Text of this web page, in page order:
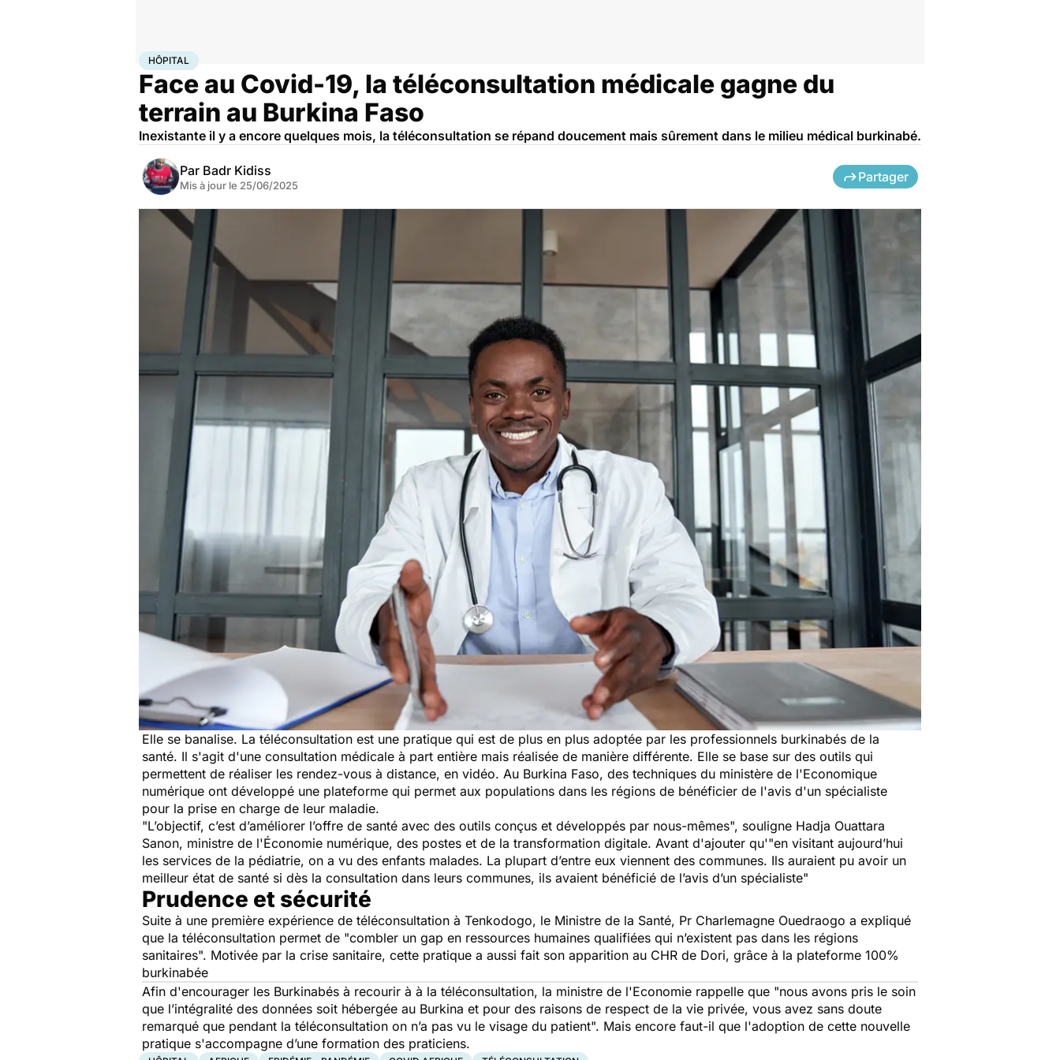
AccueilSantéMaladies
HÔPITAL
Face au Covid-19, la téléconsultation médicale gagne du
terrain au Burkina Faso
Inexistante il y a encore quelques mois, la téléconsultation se répand doucement mais sûrement dans le milieu médical burkinabé.
Par Badr Kidiss
Mis à jour le 25/06/2025
Partager
Elle se banalise. La téléconsultation est une pratique qui est de plus en plus adoptée par les professionnels burkinabés de la
santé. Il s'agit d'une consultation médicale à part entière mais réalisée de manière différente. Elle se base sur des outils qui
permettent de réaliser les rendez-vous à distance, en vidéo. Au Burkina Faso, des techniques du ministère de l'Economique
numérique ont développé une plateforme qui permet aux populations dans les régions de bénéficier de l'avis d'un spécialiste
pour la prise en charge de leur maladie.
"L’objectif, c’est d’améliorer l’offre de santé avec des outils conçus et développés par nous-mêmes", souligne Hadja Ouattara
Sanon, ministre de l'Économie numérique, des postes et de la transformation digitale. Avant d'ajouter qu'"en visitant aujourd’hui
les services de la pédiatrie, on a vu des enfants malades. La plupart d’entre eux viennent des communes. Ils auraient pu avoir un
meilleur état de santé si dès la consultation dans leurs communes, ils avaient bénéficié de l’avis d’un spécialiste"
Prudence et sécurité
Suite à une première expérience de téléconsultation à Tenkodogo, le Ministre de la Santé, Pr Charlemagne Ouedraogo a expliqué
que la téléconsultation permet de "combler un gap en ressources humaines qualifiées qui n’existent pas dans les régions
sanitaires". Motivée par la crise sanitaire, cette pratique a aussi fait son apparition au CHR de Dori, grâce à la plateforme 100%
burkinabée
Afin d'encourager les Burkinabés à recourir à à la téléconsultation, la ministre de l'Economie rappelle que "nous avons pris le soin
que l’intégralité des données soit hébergée au Burkina et pour des raisons de respect de la vie privée, vous avez sans doute
remarqué que pendant la téléconsultation on n’a pas vu le visage du patient". Mais encore faut-il que l'adoption de cette nouvelle
pratique s'accompagne d’une formation des praticiens.